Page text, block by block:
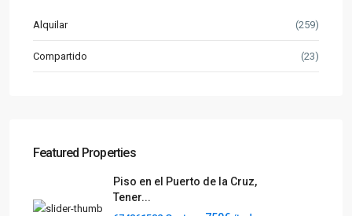
Alquilar (259)
Compartido (23)
Featured Properties
Piso en el Puerto de la Cruz,
Tener...